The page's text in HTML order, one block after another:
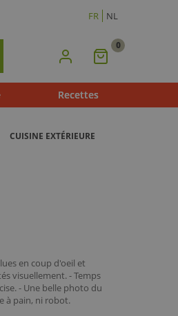
FR NL
Mon
0
Recettes
CUISINE EXTÉRIEURE
en coup d'oeil et
visuellement. - Temps
- Une belle photo du
à pain, ni robot.